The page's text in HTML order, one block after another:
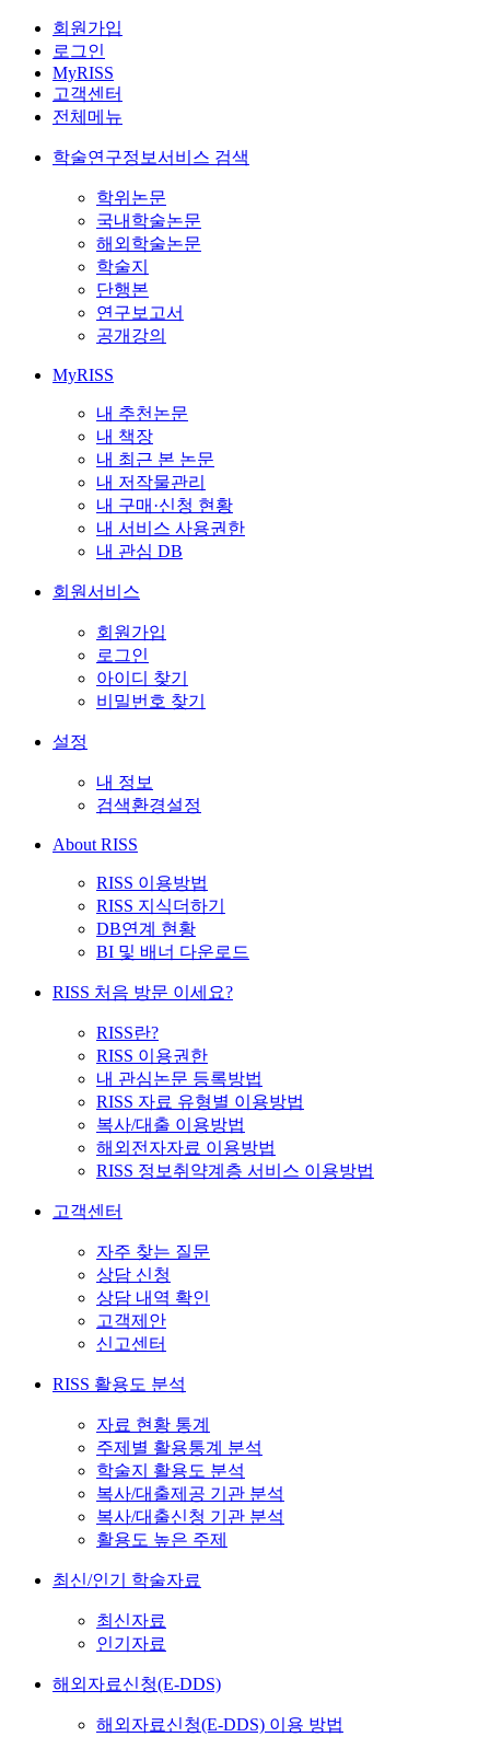
회원가입
로그인
MyRISS
고객센터
전체메뉴
학술연구정보서비스 검색
학위논문
국내학술논문
해외학술논문
학술지
단행본
연구보고서
공개강의
MyRISS
내 추천논문
내 책장
내 최근 본 논문
내 저작물관리
내 구매·신청 현황
내 서비스 사용권한
내 관심 DB
회원서비스
회원가입
로그인
아이디 찾기
비밀번호 찾기
설정
내 정보
검색환경설정
About RISS
RISS 이용방법
RISS 지식더하기
DB연계 현황
BI 및 배너 다운로드
RISS 처음 방문 이세요?
RISS란?
RISS 이용권한
내 관심논문 등록방법
RISS 자료 유형별 이용방법
복사/대출 이용방법
해외전자자료 이용방법
RISS 정보취약계층 서비스 이용방법
고객센터
자주 찾는 질문
상담 신청
상담 내역 확인
고객제안
신고센터
RISS 활용도 분석
자료 현황 통계
주제별 활용통계 분석
학술지 활용도 분석
복사/대출제공 기관 분석
복사/대출신청 기관 분석
활용도 높은 주제
최신/인기 학술자료
최신자료
인기자료
해외자료신청(E-DDS)
해외자료신청(E-DDS) 이용 방법